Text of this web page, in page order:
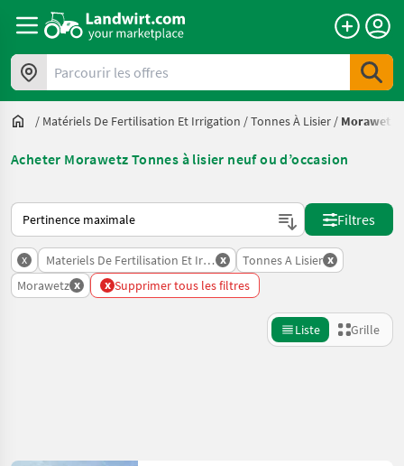
Parcourir les offres
/ Matériels De Fertilisation Et Irrigation /Tonnes À Lisier / Morawetz
Acheter Morawetz Tonnes à lisier neuf ou d’occasion
Voici comment les annonces sont triées sur Landwirt.com
Filtres
x Materiels De Fertilisation Et Irrigation
x Tonnes A Lisier x
Morawetz x x Supprimer tous les filtres
Liste Grille